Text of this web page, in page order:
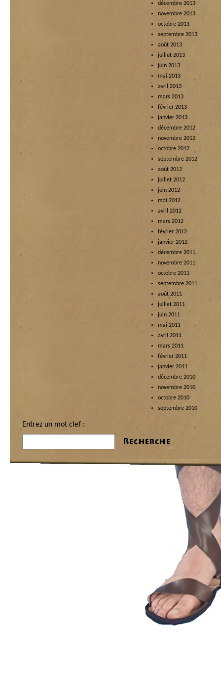
décembre 2013
novembre 2013
octobre 2013
septembre 2013
août 2013
juillet 2013
juin 2013
mai 2013
avril 2013
mars 2013
février 2013
janvier 2013
décembre 2012
novembre 2012
octobre 2012
septembre 2012
août 2012
juillet 2012
juin 2012
mai 2012
avril 2012
mars 2012
février 2012
janvier 2012
décembre 2011
novembre 2011
octobre 2011
septembre 2011
août 2011
juillet 2011
juin 2011
mai 2011
avril 2011
mars 2011
février 2011
janvier 2011
décembre 2010
novembre 2010
octobre 2010
septembre 2010
Entrez un mot clef :